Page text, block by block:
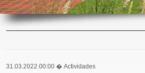
31.03.2022 00:00 � Actividades